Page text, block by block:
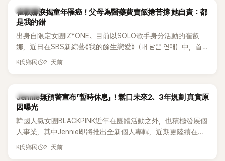
K-POP
崔叡娜淚揭童年罹癌！父母為醫藥費賣飯捲苦撐 她自責：都
是我的錯
出身自限定女團IZ*ONE、目前以SOLO歌手身分活動的崔叡
娜，近日在SBS新綜藝《我的餘生戀愛》（내 남은 연애）中，首
度談起自己幼年罹患小兒癌的經歷，回憶起父母為了籌措醫療
K氏鄉民 2 天前
K-POP
Jennie無預警宣布「暫時休息」！鬆口未來2、3年規劃 真實原
因曝光
韓國人氣女團BLACKPINK近年在團體活動之外，也積極發展個
人事業，其中Jennie即將推出全新個人專輯，近期更陸續在演
出中搶先公開新歌，引發粉絲高度期待。不過，她近日受訪時
K氏鄉民 2 天前